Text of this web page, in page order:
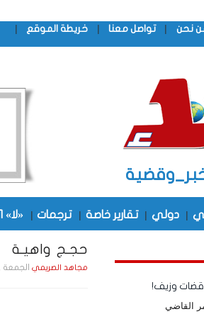
نحن | تواصل معنا | خريطة الموقع |
| دولي | تقارير خاصة | ترجمات | «لا» 21 السياسي
حجـج واهيـة
مجاهد الصريميالجمعة , 8 أبـريـل , 2022 الساعة 11:56:47 PM
وزيف!
القاضي